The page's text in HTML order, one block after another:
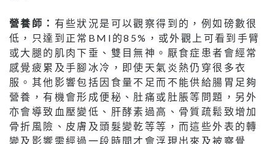
營養師： 有些狀況是可以觀察得到的，例如磅數很
低，只達到正常BMI的85%，或外觀上可看到手臂
或大腿的肌肉下垂、雙目無神。厭食症患者會經常
感覺疲累及手腳冰冷，即使天氣炎熱仍穿很多衣
服。其他影響包括因食量不足而不能供給腸胃足夠
營養，有機會形成便秘、肚痛或肚脹等問題，另外
亦會導致血壓變低、肝酵素過高、骨質疏鬆致增加
骨折風險、皮膚及頭髮變乾等等，而這些外表的轉
變及影響需經過一段時間才會浮現出來及被察覺